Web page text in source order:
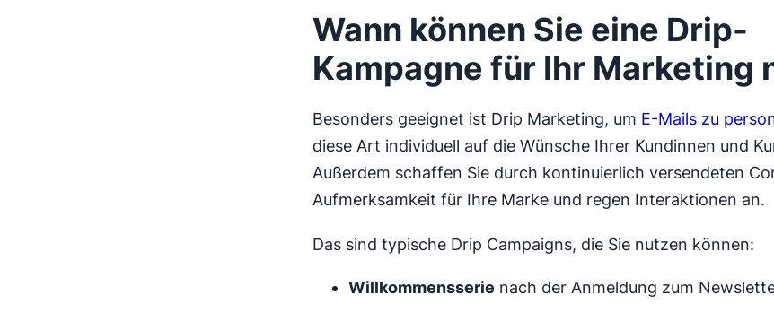
Wann können Sie eine Drip-
Kampagne für Ihr Marketing
Besonders geeignet ist Drip Marketing, um E-Mails zu
diese Art individuell auf die Wünsche Ihrer Kundinnen und
Außerdem schaffen Sie durch kontinuierlich versendeten
Aufmerksamkeit für Ihre Marke und regen Interaktionen an.
Das sind typische Drip Campaigns, die Sie nutzen können:
Willkommensserie nach der Anmeldung zum